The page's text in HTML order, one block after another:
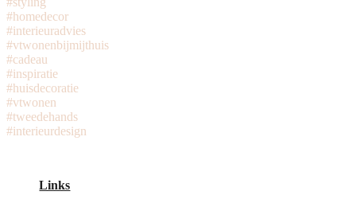
#homedecor
#interieuradvies
#vtwonenbijmijthuis
#cadeau
#inspiratie
#huisdecoratie
#vtwonen
#tweedehands
#interieurdesign
Links